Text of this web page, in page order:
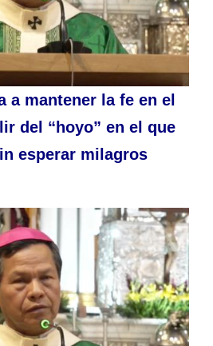
a mantener la fe en el
del “hoyo” en el que
esperar milagros